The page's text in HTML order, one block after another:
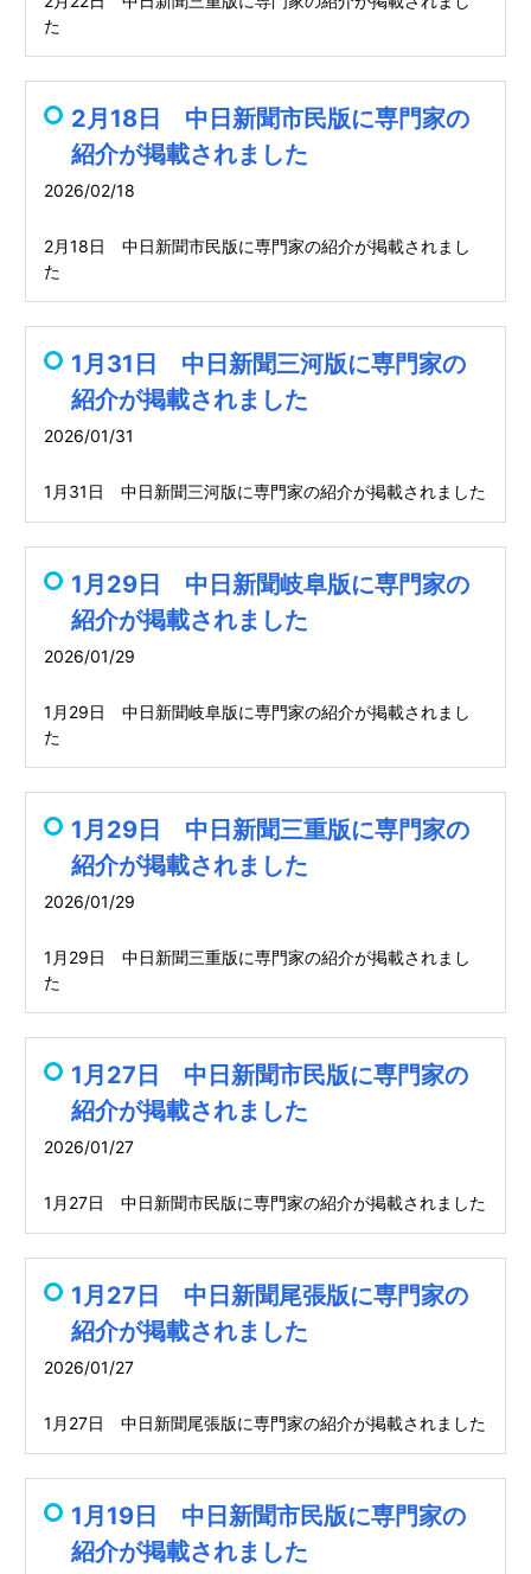
た
2月18日 中日新聞市民版に専門家の
紹介が掲載されました
2026/02/18
2月18日 中日新聞市民版に専門家の紹介が掲載されまし
た
1月31日 中日新聞三河版に専門家の
紹介が掲載されました
2026/01/31
1月31日 中日新聞三河版に専門家の紹介が掲載されました
1月29日 中日新聞岐阜版に専門家の
紹介が掲載されました
2026/01/29
1月29日 中日新聞岐阜版に専門家の紹介が掲載されまし
た
1月29日 中日新聞三重版に専門家の
紹介が掲載されました
2026/01/29
1月29日 中日新聞三重版に専門家の紹介が掲載されまし
た
1月27日 中日新聞市民版に専門家の
紹介が掲載されました
2026/01/27
1月27日 中日新聞市民版に専門家の紹介が掲載されました
1月27日 中日新聞尾張版に専門家の
紹介が掲載されました
2026/01/27
1月27日 中日新聞尾張版に専門家の紹介が掲載されました
1月19日 中日新聞市民版に専門家の
紹介が掲載されました